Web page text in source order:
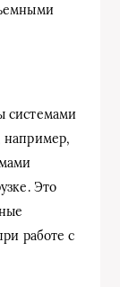
системами
например,
Это
работе с